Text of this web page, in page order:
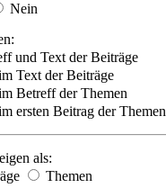
Nein
und Text der Beiträge
Text der Beiträge
Betreff der Themen
ersten Beitrag der Themen
als:
Themen